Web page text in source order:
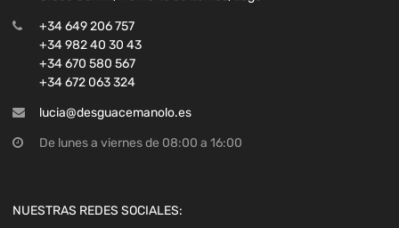
+34 649 206 757
+34 982 40 30 43
+34 670 580 567
+34 672 063 324
lucia@desguacemanolo.es
De lunes a viernes de 08:00 a 16:00
NUESTRAS REDES SOCIALES: